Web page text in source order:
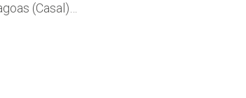
(Casal)…